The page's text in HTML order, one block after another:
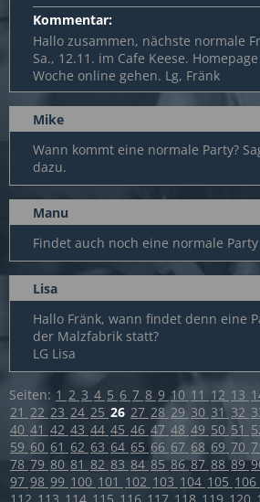
Kommentar:
Hallo zusammen, nächste normale
Sa., 12.11. im Cafe Keese.
Woche online gehen. Lg, Fränk
Mike
Wann kommt eine normale Party?
dazu.
Manu
Findet auch noch eine normale
Lisa
Hallo Fränk, wann findet denn eine
der Malzfabrik statt?
LG Lisa
Seiten: 1 2 3 4 5 6 7 8 9 10 11 12 13
21 22 23 24 25 26 27 28 29 30 31 32
40 41 42 43 44 45 46 47 48 49 50 51
59 60 61 62 63 64 65 66 67 68 69 70
78 79 80 81 82 83 84 85 8687 88 89
97 98 99 100 101 102 103 104 105 106